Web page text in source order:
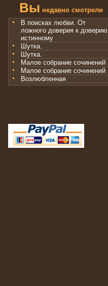
Вы недавно смотрели
В поисках любви. От
ложного доверия к доверию
истинному
Шутка.
Шутка.
Малое собрание сочинений
Малое собрание сочинений
Возлюбленная